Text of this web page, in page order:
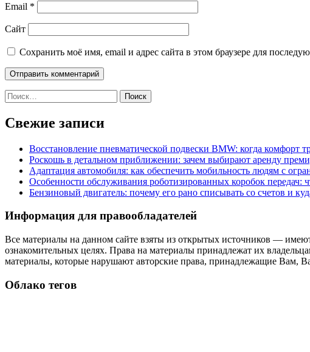
Email *
Сайт
Сохранить моё имя, email и адрес сайта в этом браузере для
Найти:
Свежие записи
Восстановление пневматической подвески BMW: когда комфорт
Роскошь в детальном приближении: зачем выбирают аренду
Адаптация автомобиля: как обеспечить мобильность людям с
Особенности обслуживания роботизированных коробок передач:
Бензиновый двигатель: почему его рано списывать со счетов и
Информация для правообладателей
Все материалы на данном сайте взяты из открытых источников —
ознакомительных целях. Права на материалы принадлежат их
материалы, которые нарушают авторские права, принадлежащие Вам,
Облако тегов